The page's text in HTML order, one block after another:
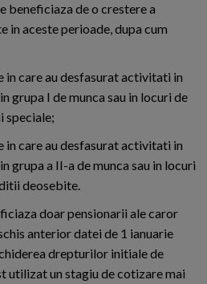
beneficiaza de o crestere a
in aceste perioade, dupa cum
in care au desfasurat activitati in
grupa I de munca sau in locuri de
speciale;
in care au desfasurat activitati in
grupa a II-a de munca sau in locuri
deosebite.
doar pensionarii ale caror
anterior datei de 1 ianuarie
drepturilor initiale de
utilizat un stagiu de cotizare mai